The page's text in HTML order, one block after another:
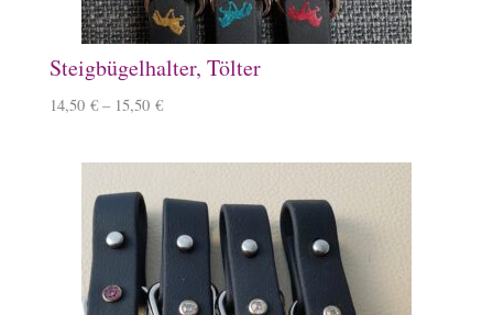
Steigbügelhalter, Tölter
14,50 € – 15,50 €